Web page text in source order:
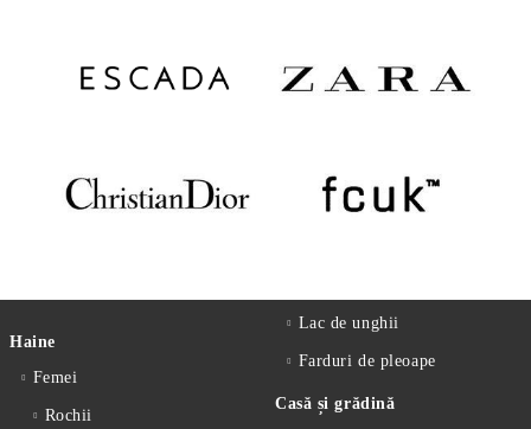
Haine
Femei
Rochii
Lac de unghii
Farduri de pleoape
Casă și grădină